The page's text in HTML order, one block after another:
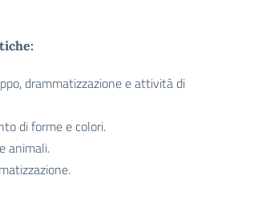
drammatizzazione e attività di
di forme e colori.
animali.